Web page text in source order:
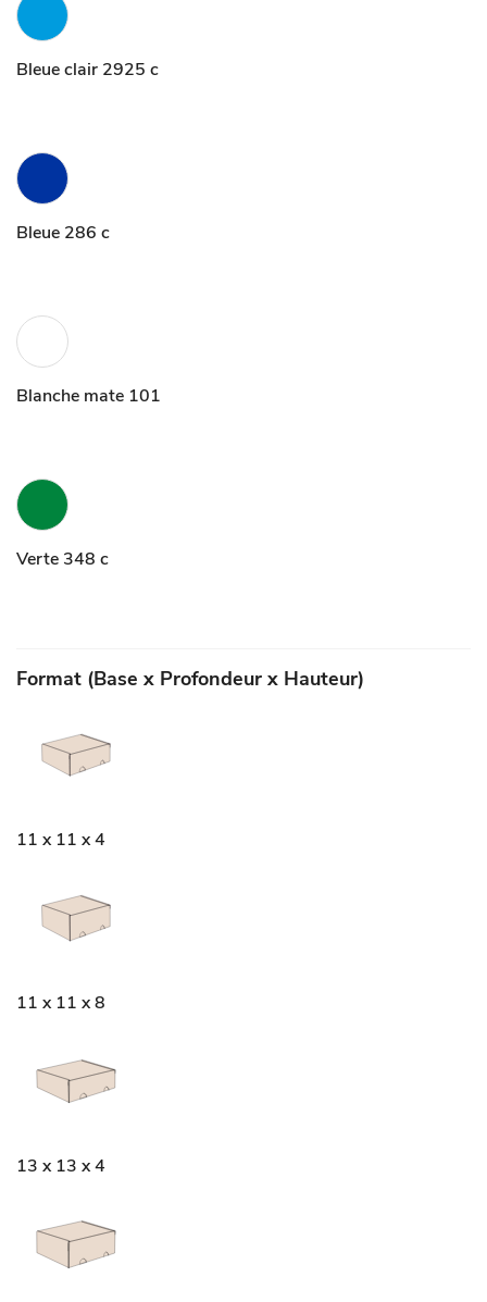
Bleue clair 2925 c
Bleue 286 c
Blanche mate 101
Verte 348 c
Format (Base x Profondeur x Hauteur)
11 x 11 x 4
11 x 11 x 8
13 x 13 x 4